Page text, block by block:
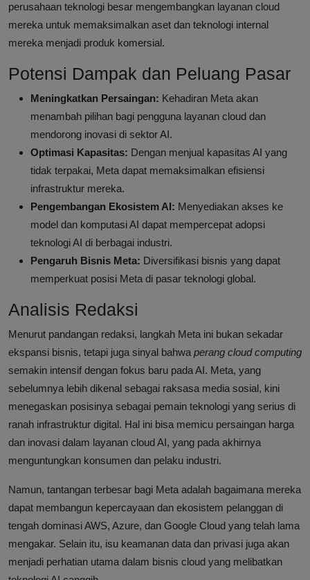
perusahaan teknologi besar mengembangkan layanan cloud
mereka untuk memaksimalkan aset dan teknologi internal
mereka menjadi produk komersial.
Potensi Dampak dan Peluang Pasar
Meningkatkan Persaingan: Kehadiran Meta akan
menambah pilihan bagi pengguna layanan cloud dan
mendorong inovasi di sektor AI.
Optimasi Kapasitas: Dengan menjual kapasitas AI yang
tidak terpakai, Meta dapat memaksimalkan efisiensi
infrastruktur mereka.
Pengembangan Ekosistem AI: Menyediakan akses ke
model dan komputasi AI dapat mempercepat adopsi
teknologi AI di berbagai industri.
Pengaruh Bisnis Meta: Diversifikasi bisnis yang dapat
memperkuat posisi Meta di pasar teknologi global.
Analisis Redaksi
Menurut pandangan redaksi, langkah Meta ini bukan sekadar
ekspansi bisnis, tetapi juga sinyal bahwa perang cloud computing
semakin intensif dengan fokus baru pada AI. Meta, yang
sebelumnya lebih dikenal sebagai raksasa media sosial, kini
menegaskan posisinya sebagai pemain teknologi yang serius di
ranah infrastruktur digital. Hal ini bisa memicu persaingan harga
dan inovasi dalam layanan cloud AI, yang pada akhirnya
menguntungkan konsumen dan pelaku industri.
Namun, tantangan terbesar bagi Meta adalah bagaimana mereka
dapat membangun kepercayaan dan ekosistem pelanggan di
tengah dominasi AWS, Azure, dan Google Cloud yang telah lama
mengakar. Selain itu, isu keamanan data dan privasi juga akan
menjadi perhatian utama dalam bisnis cloud yang melibatkan